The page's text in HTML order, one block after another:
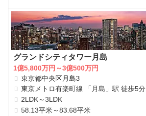
グランドシティタワー月島
1億5,800万円～3億500万円
東京都中央区月島3
東京メトロ有楽町線 「月島」駅 徒歩5分
2LDK～3LDK
58.13平米～83.68平米